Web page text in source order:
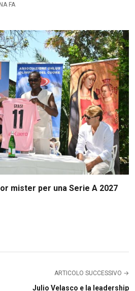
FA
mister per una Serie A 2027
ARTICOLO SUCCESSIVO →
Julio Velasco e la leadership